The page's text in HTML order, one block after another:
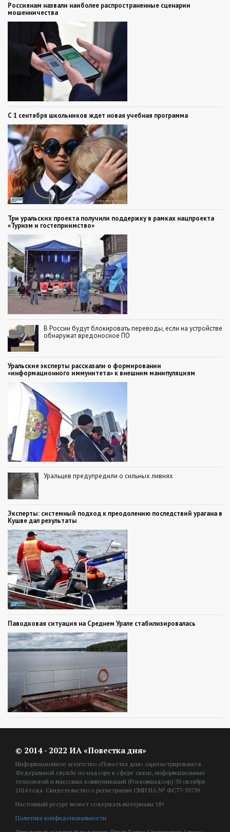
Россиянам назвали наиболее распространенные сценарии
мошенничества
С 1 сентября школьников ждет новая учебная программа
Три уральских проекта получили поддержку в рамках нацпроекта
«Туризм и гостеприимство»
В России будут блокировать переводы, если на устройстве
обнаружат вредоносное ПО
Уральские эксперты рассказали о формировании
«информационного иммунитета» к внешним манипуляциям
Уральцев предупредили о сильных ливнях
Эксперты: системный подход к преодолению последствий урагана в
Кушве дал результаты
Паводковая ситуация на Среднем Урале стабилизировалась
© 2014 - 2022 ИА «Повестка дня»
Информационное агентство «Повестка дня» зарегистрировано в
Федеральной службе по надзору в сфере связи, информационных
технологий и массовых коммуникаций (Роскомнадзор) 30 октября
2014 года. Свидетельство о регистрации СМИ ИА № ФС77-59739
Настоящий ресурс может содержать материалы 18+
Политика конфиденциальности